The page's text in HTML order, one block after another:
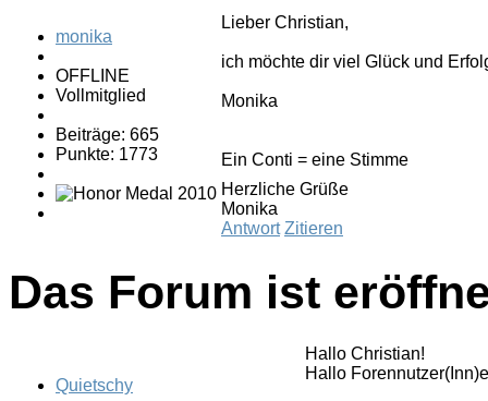
monika
OFFLINE
Vollmitglied
Beiträge: 665
Punkte: 1773
Lieber Christian,
ich möchte dir viel Glück und
Monika
Ein Conti = eine Stimme
Herzliche Grüße
Monika
Antwort Zitieren
Das Forum ist
Quietschy
Hallo Christian!
Hallo